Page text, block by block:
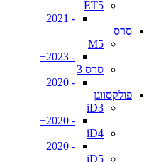
ET5
- 2021+
סרס
M5
- 2023+
סרס 3
- 2020+
פולקסווגן
iD3
- 2020+
iD4
- 2020+
iD5